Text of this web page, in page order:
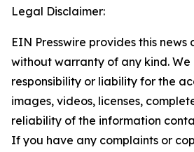
Legal Disclaimer:
EIN Presswire provides this news
without warranty of any kind.
responsibility or liability for the
images, videos, licenses,
reliability of the information
If you have any complaints or